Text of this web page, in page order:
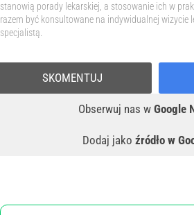
stanowią porady lekarskiej, a stosowanie ich w
razem być konsultowane na indywidualnej wizycie
specjalistą.
Obserwuj nas w Google
Dodaj jako źródło w
SKOMENTUJ